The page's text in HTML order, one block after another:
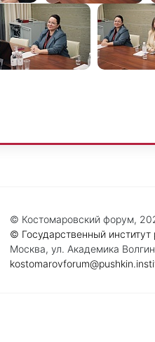
© Костомаровский форум,
© Государственный
Москва, ул. Академика